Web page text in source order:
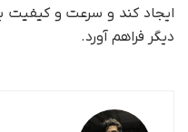
ایجاد کند و سرعت و کیفیت
دیگر فراهم آورد.